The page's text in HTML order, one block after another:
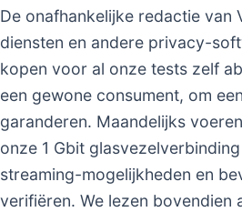
De onafhankelijke redactie van
diensten en andere privacy-
kopen voor al onze tests zelf
een gewone consument, om
garanderen. Maandelijks
onze 1 Gbit
streaming-mogelijkheden en
verifiëren. We lezen bovendien